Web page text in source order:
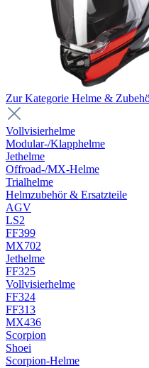
Zur Kategorie Helme &
Vollvisierhelme
Modular-/Klapphelme
Jethelme
Offroad-/MX-Helme
Trialhelme
Helmzubehör & Ersatzteile
AGV
LS2
FF399
MX702
Jethelme
FF325
Vollvisierhelme
FF324
FF313
MX436
Scorpion
Shoei
Scorpion-Helme